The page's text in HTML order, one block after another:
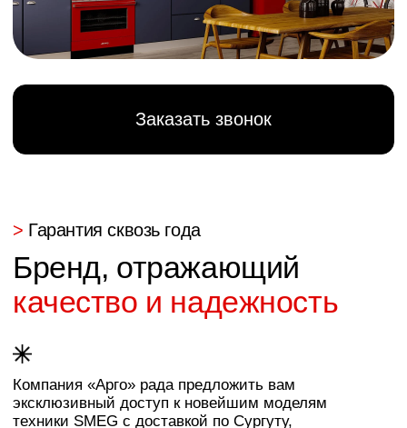
Бренд, отражающий
качество и надежность
эксклюзивный доступ к новейшим моделям
техники SMEG с доставкой по Сургуту,
Нижневартовску, Ханты-Мансийску, Нефтеюганску,
Когалыму и всему ХМАО.
металлургическое производство. Первые 20 лет
компания производила эмалированную посуду и
встраиваемую технику. В 1997 запустила
линейку FAB - холодильники в стиле 50-х,
которые стали визитной карточкой бренда.
> Преимущества
Что отличает Smeg